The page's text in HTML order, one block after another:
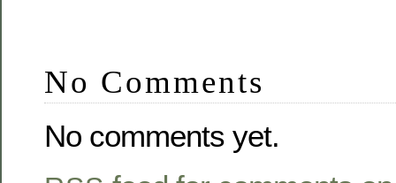
No Comments
No comments yet.